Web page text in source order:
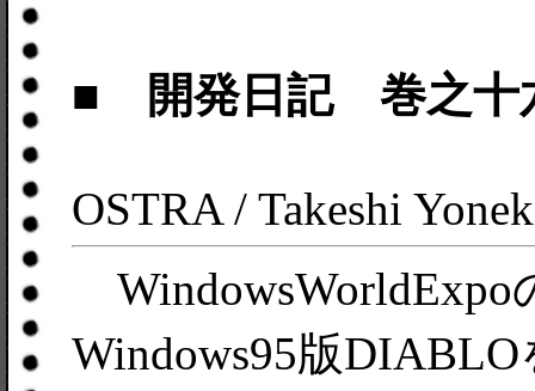
■ 開発日記 巻之十
OSTRA / Takeshi
WindowsWorldExpo
Windows95版